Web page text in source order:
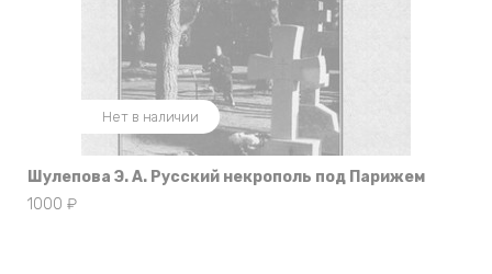
Нет в наличии
Шулепова Э. А. Русский некрополь под Парижем
1000 ₽